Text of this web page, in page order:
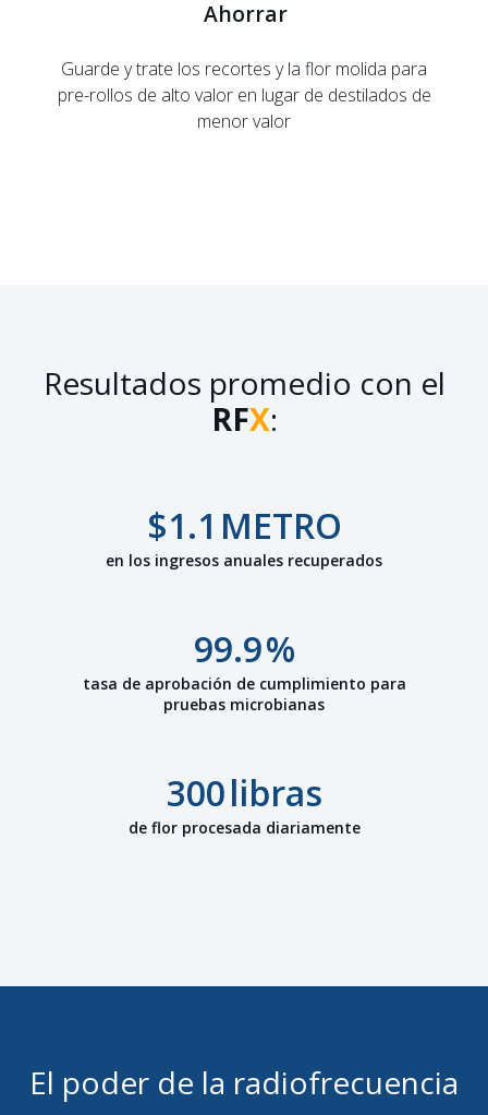
Ahorrar
Guarde y trate los recortes y la flor molida para
pre-rollos de alto valor en lugar de destilados de
menor valor
Resultados promedio con el
RFX:
$1.1 METRO
en los ingresos anuales recuperados
99.9%
tasa de aprobación de cumplimiento para
pruebas microbianas
300libras
de flor procesada diariamente
El poder de la radiofrecuencia